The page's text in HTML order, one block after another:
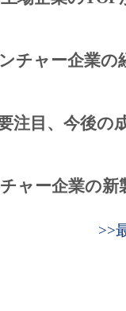
チャー企業の
注目、今後の
ャー企業の新
>>